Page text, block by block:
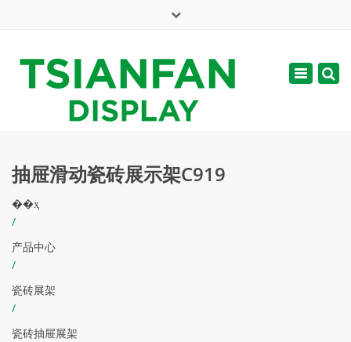
周一 - 周六: 7:00 - 17:00
Toggle
抽屉滑动瓷砖展示架C919
��ҳ
/
产品中心
/
瓷砖展架
/
瓷砖抽屉展架